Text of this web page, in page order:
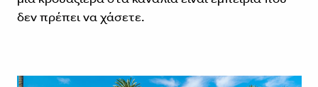
δεν πρέπει να χάσετε.